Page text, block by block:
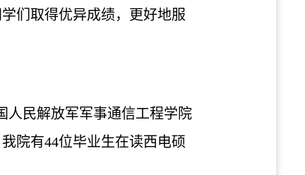
们取得优异成绩，更好地服
人民解放军军事通信工程学院
院有44位毕业生在读西电硕